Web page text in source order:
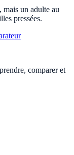
mais un adulte au
pressées.
comparer et